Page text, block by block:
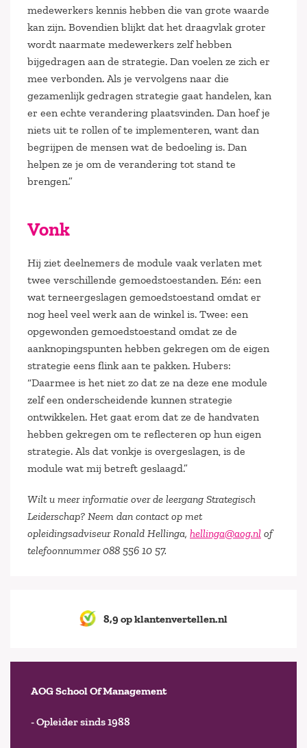
medewerkers kennis hebben die van grote waarde
kan zijn. Bovendien blijkt dat het draagvlak groter
wordt naarmate medewerkers zelf hebben
bijgedragen aan de strategie. Dan voelen ze zich er
mee verbonden. Als je vervolgens naar die
gezamenlijk gedragen strategie gaat handelen, kan
er een echte verandering plaatsvinden. Dan hoef je
niets uit te rollen of te implementeren, want dan
begrijpen de mensen wat de bedoeling is. Dan
helpen ze je om de verandering tot stand te
brengen.”
Vonk
Hij ziet deelnemers de module vaak verlaten met
twee verschillende gemoedstoestanden. Eén: een
wat terneergeslagen gemoedstoestand omdat er
nog heel veel werk aan de winkel is. Twee: een
opgewonden gemoedstoestand omdat ze de
aanknopingspunten hebben gekregen om de eigen
strategie eens flink aan te pakken. Hubers:
“Daarmee is het niet zo dat ze na deze ene module
zelf een onderscheidende kunnen strategie
ontwikkelen. Het gaat erom dat ze de handvaten
hebben gekregen om te reflecteren op hun eigen
strategie. Als dat vonkje is overgeslagen, is de
module wat mij betreft geslaagd.”
Wilt u meer informatie over de leergang Strategisch
Leiderschap? Neem dan contact op met
opleidingsadviseur Ronald Hellinga, hellinga@aog.nl of
telefoonnummer 088 556 10 57.
8,9 op klantenvertellen.nl
AOG School Of Management
- Opleider sinds 1988